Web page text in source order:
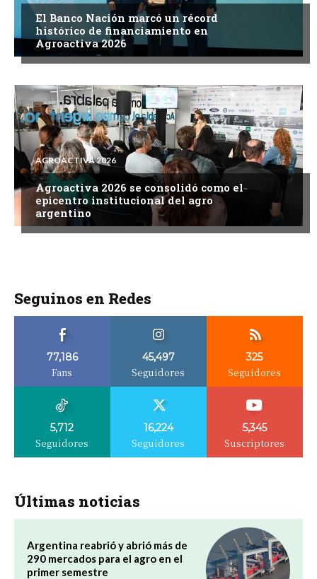
El Banco Nación marcó un récord
histórico de financiamiento en
Agroactiva 2026
AGROACTIVA 2026
Agroactiva 2026 se consolidó como el
epicentro institucional del agro
argentino
Seguinos en Redes
77,186
Fans
45,497
Seguidores
325
Seguidores
5,712
Seguidores
16,224
Seguidores
5,345
Suscriptores
Últimas noticias
Argentina reabrió y abrió más de
290 mercados para el agro en el
primer semestre